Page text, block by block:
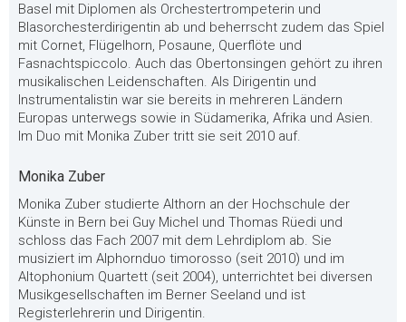
Basel mit Diplomen als Orchestertrompeterin und
Blasorchesterdirigentin ab und beherrscht zudem das Spiel
mit Cornet, Flügelhorn, Posaune, Querflöte und
Fasnachtspiccolo. Auch das Obertonsingen gehört zu ihren
musikalischen Leidenschaften. Als Dirigentin und
Instrumentalistin war sie bereits in mehreren Ländern
Europas unterwegs sowie in Südamerika, Afrika und Asien.
Im Duo mit Monika Zuber tritt sie seit 2010 auf.
Monika Zuber
Monika Zuber studierte Althorn an der Hochschule der
Künste in Bern bei Guy Michel und Thomas Rüedi und
schloss das Fach 2007 mit dem Lehrdiplom ab. Sie
musiziert im Alphornduo timorosso (seit 2010) und im
Altophonium Quartett (seit 2004), unterrichtet bei diversen
Musikgesellschaften im Berner Seeland und ist
Registerlehrerin und Dirigentin.